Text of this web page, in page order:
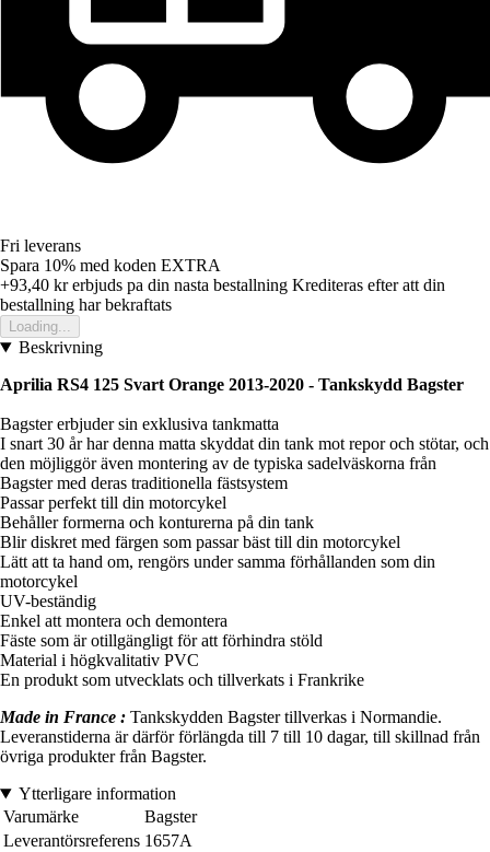
Fri leverans
Spara 10% med koden EXTRA
+93,40 krerbjuds pa din nasta bestallning Krediteras efter att din
bestallning har bekraftats
Loading...
Beskrivning
Aprilia RS4 125 Svart Orange 2013-2020 - Tankskydd Bagster
Bagster erbjuder sin exklusiva tankmatta
I snart 30 år har denna matta skyddat din tank mot repor och stötar, och
den möjliggör även montering av de typiska sadelväskorna från
Bagster med deras traditionella fästsystem
Passar perfekt till din motorcykel
Behåller formerna och konturerna på din tank
Blir diskret med färgen som passar bäst till din motorcykel
Lätt att ta hand om, rengörs under samma förhållanden som din
motorcykel
UV-beständig
Enkel att montera och demontera
Fäste som är otillgängligt för att förhindra stöld
Material i högkvalitativ PVC
En produkt som utvecklats och tillverkats i Frankrike
Made in France : Tankskydden Bagster tillverkas i Normandie.
Leveranstiderna är därför förlängda till 7 till 10 dagar, till skillnad från
övriga produkter från Bagster.
Ytterligare information
Varumärke
Bagster
Leverantörsreferens 1657A